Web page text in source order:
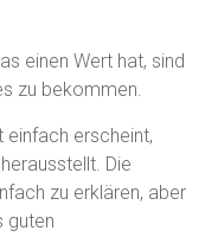
einen Wert hat, sind
zu bekommen.
einfach erscheint,
Die
zu erklären, aber
guten